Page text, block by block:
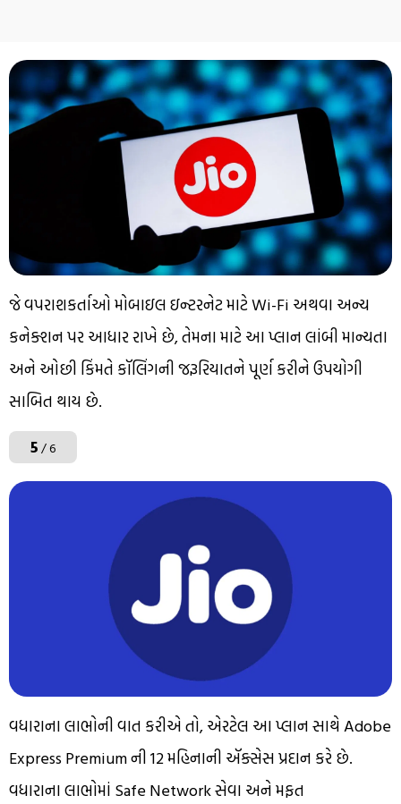
જે ​​વપરાશકર્તાઓ મોબાઇલ ઇન્ટરનેટ માટે Wi-Fi અથવા અન્ય
કનેક્શન પર આધાર રાખે છે, તેમના માટે આ પ્લાન લાંબી માન્યતા
અને ઓછી કિંમતે કૉલિંગની જરૂરિયાતને પૂર્ણ કરીને ઉપયોગી
સાબિત થાય છે.
5/ 6
વધારાના લાભોની વાત કરીએ તો, એરટેલ આ પ્લાન સાથે Adobe
Express Premium ની 12 મહિનાની ઍક્સેસ પ્રદાન કરે છે.
વધારાના લાભોમાં Safe Network સેવા અને મફત